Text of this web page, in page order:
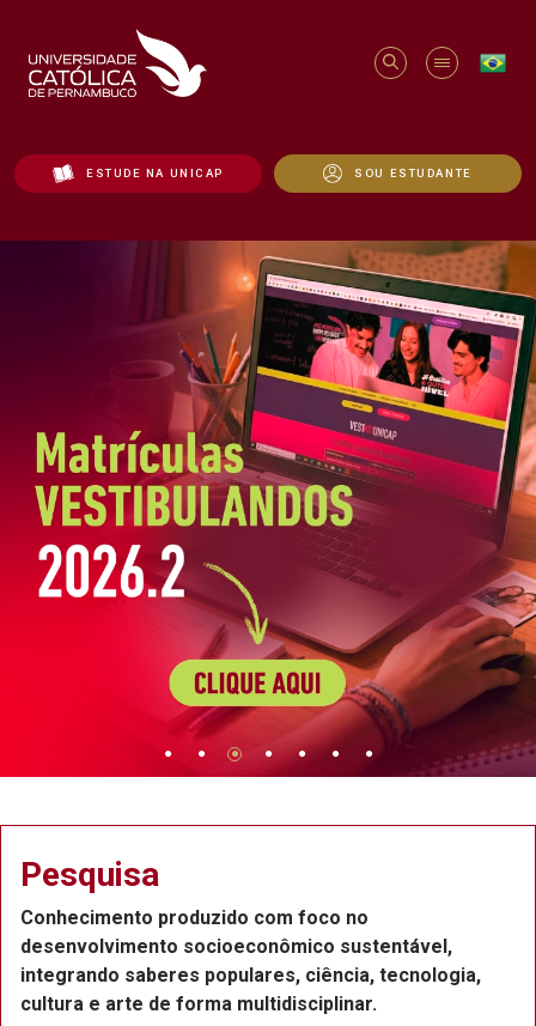
ESTUDE NA UNICAP SOU ESTUDANTE
Pesquisa
Conhecimento produzido com foco no
desenvolvimento socioeconômico sustentável,
integrando saberes populares, ciência, tecnologia,
cultura e arte de forma multidisciplinar.